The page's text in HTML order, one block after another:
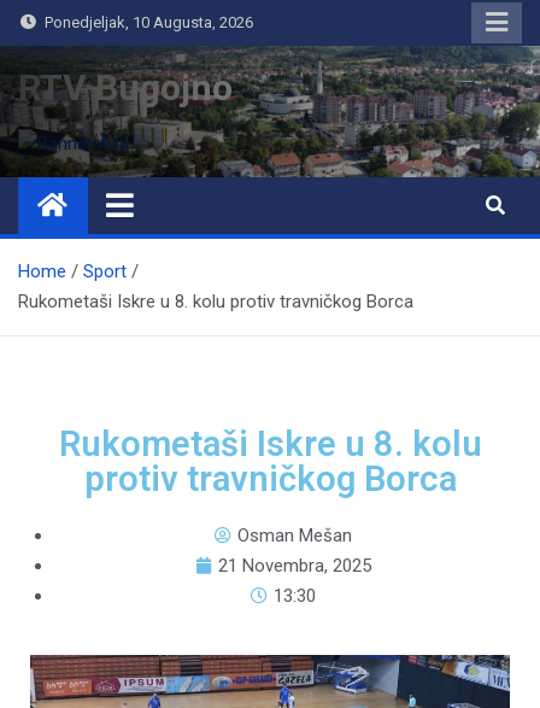
Ponedjeljak, 10 Augusta, 2026
RTV Bugojno
Home
Sport
Rukometaši Iskre u 8. kolu protiv travničkog Borca
Rukometaši Iskre u 8. kolu
protiv travničkog Borca
Osman Mešan
21 Novembra, 2025
13:30